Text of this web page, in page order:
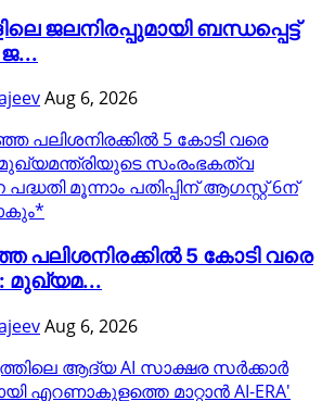
ജലനിരപ്പുമായി ബന്ധപ്പെട്ട്
Aug 6, 2026
പലിശനിരക്കിൽ 5 കോടി വരെ
മുഖ്യമ...
Aug 6, 2026